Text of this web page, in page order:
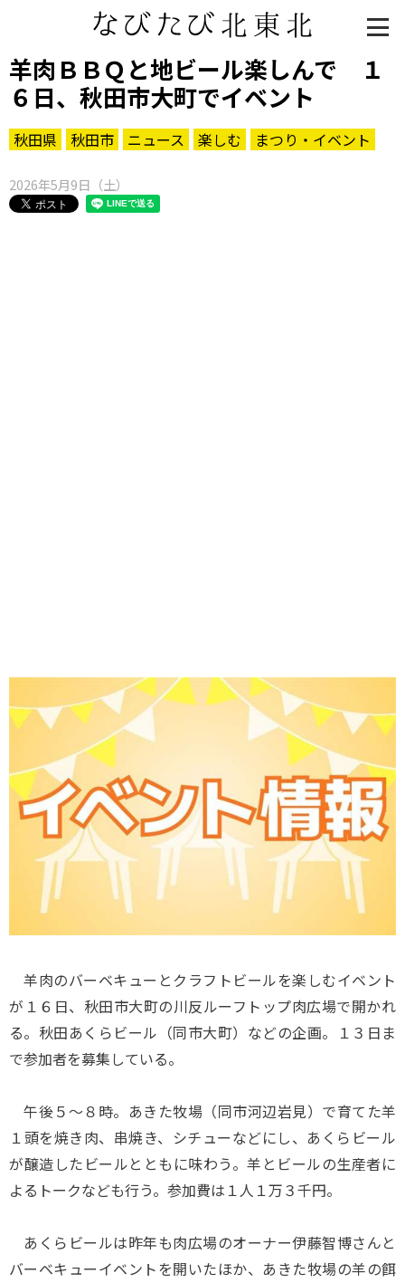
羊肉ＢＢＱと地ビール楽しんで １
６日、秋田市大町でイベント
秋田県 秋田市 ニュース 楽しむ まつり・イベント
2026年5月9日（土）
羊肉のバーベキューとクラフトビールを楽しむイベント
が１６日、秋田市大町の川反ルーフトップ肉広場で開かれ
る。秋田あくらビール（同市大町）などの企画。１３日ま
で参加者を募集している。
午後５～８時。あきた牧場（同市河辺岩見）で育てた羊
１頭を焼き肉、串焼き、シチューなどにし、あくらビール
が醸造したビールとともに味わう。羊とビールの生産者に
よるトークなども行う。参加費は１人１万３千円。
あくらビールは昨年も肉広場のオーナー伊藤智博さんと
バーベキューイベントを開いたほか、あきた牧場の羊の餌